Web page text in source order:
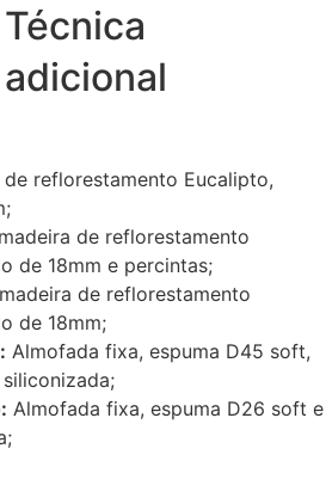
de reflorestamento Eucalipto,
de reflorestamento
de 18mm e percintas;
de reflorestamento
de 18mm;
Almofada fixa, espuma D45 soft,
Almofada fixa, espuma D26 soft e